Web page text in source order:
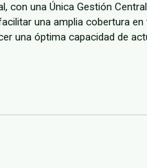
una Única Gestión Centralizada. El
amplia cobertura en todo el ámbito
una óptima capacidad de